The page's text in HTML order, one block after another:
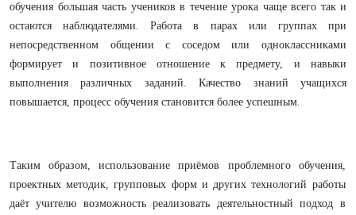
обучения большая часть учеников в течение урока чаще всего так и
остаются наблюдателями. Работа в парах или группах при
непосредственном общении с соседом или одноклассниками
формирует и позитивное отношение к предмету, и навыки
выполнения различных заданий. Качество знаний учащихся
повышается, процесс обучения становится более успешным.
Таким образом, использование приёмов проблемного обучения,
проектных методик, групповых форм и других технологий работы
даёт учителю возможность реализовать деятельностный подход в